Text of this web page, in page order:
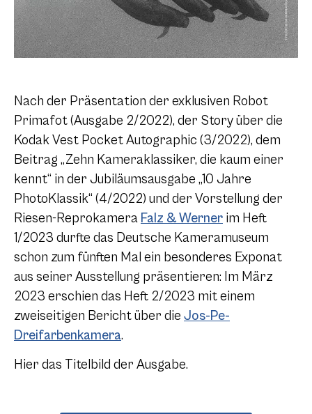
Nach der Präsentation der exklusiven Robot
Primafot (Ausgabe 2/2022), der Story über die
Kodak Vest Pocket Autographic (3/2022), dem
Beitrag „Zehn Kameraklassiker, die kaum einer
kennt“ in der Jubiläumsausgabe „10 Jahre
PhotoKlassik“ (4/2022) und der Vorstellung der
Riesen-Reprokamera Falz & Werner im Heft
1/2023 durfte das Deutsche Kameramuseum
schon zum fünften Mal ein besonderes Exponat
aus seiner Ausstellung präsentieren: Im März
2023 erschien das Heft 2/2023 mit einem
zweiseitigen Bericht über die Jos-Pe-
Dreifarbenkamera.
Hier das Titelbild der Ausgabe.